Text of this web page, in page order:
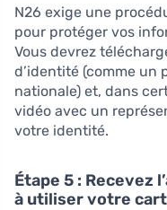
N26 exige une
pour protéger vos
Vous devrez
d’identité (comme un
nationale) et, dans
vidéo avec un
votre identité.
Étape 5 : Recevez
à utiliser votre